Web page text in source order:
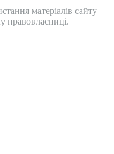
матеріалів сайту
правовласниці.